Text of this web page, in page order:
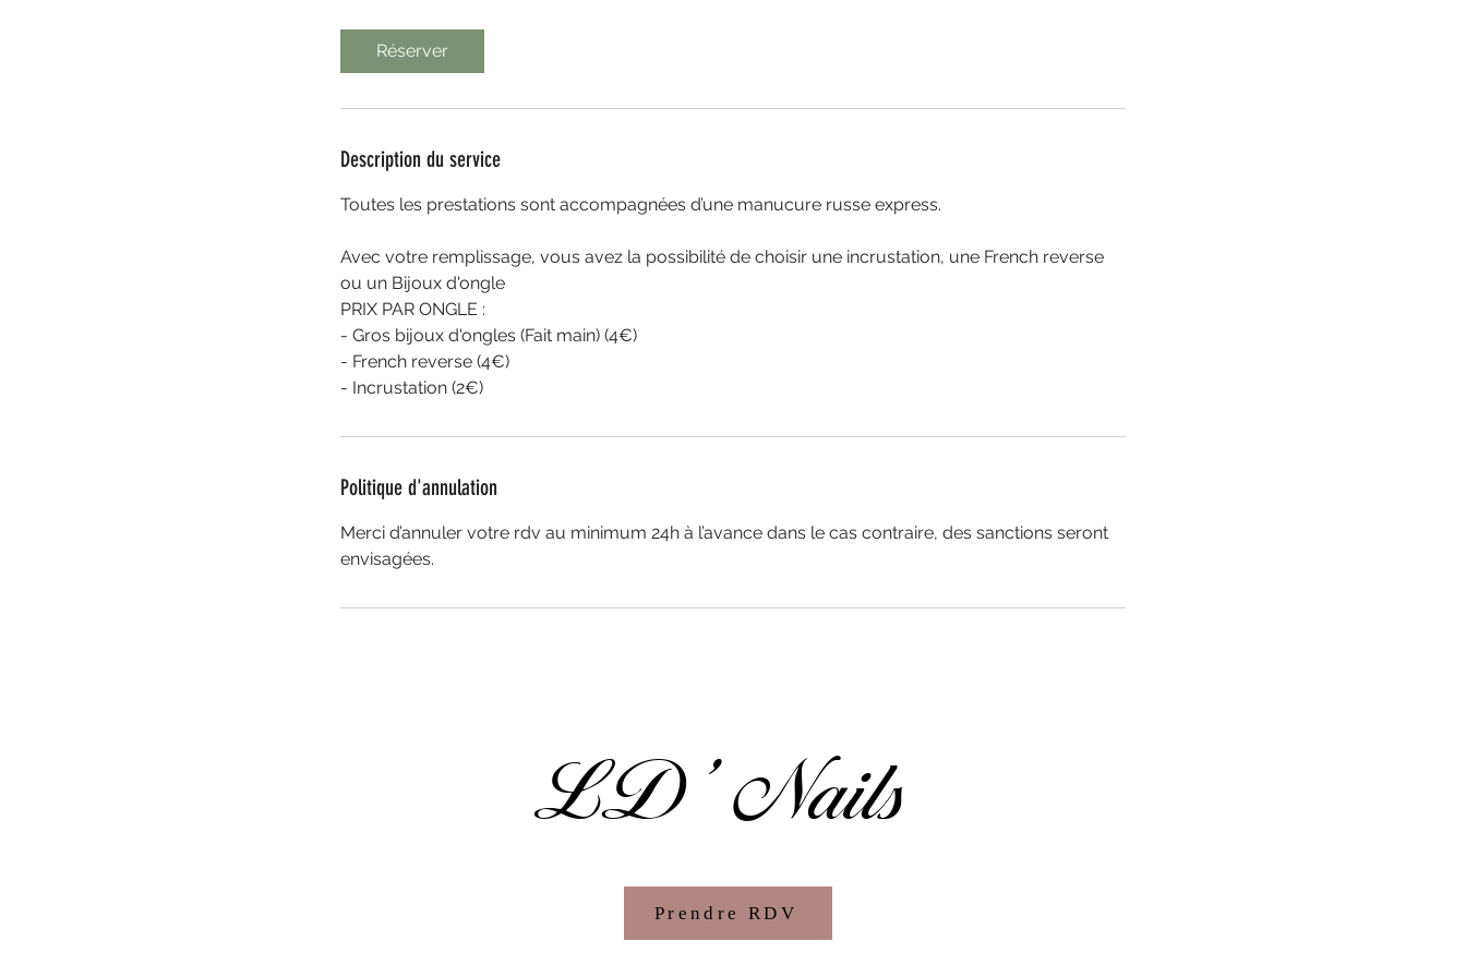
Réserver
Description du service
Toutes les prestations sont accompagnées d’une manucure russe express.
Avec votre remplissage, vous avez la possibilité de choisir une incrustation, une French reverse
ou un Bijoux d'ongle
PRIX PAR ONGLE :
- Gros bijoux d'ongles (Fait main) (4€)
- French reverse (4€)
- Incrustation (2€)
Politique d'annulation
Merci d’annuler votre rdv au minimum 24h à l’avance dans le cas contraire, des sanctions seront
envisagées.
LD' Nails
Prendre RDV